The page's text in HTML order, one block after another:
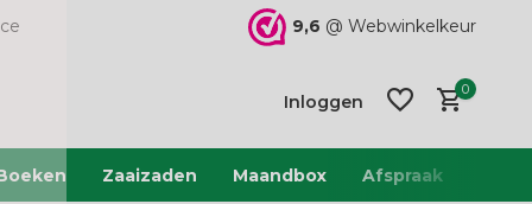
9,6 @ Webwinkelkeur
Inloggen
0
Zaaizaden Maandbox Afspraak